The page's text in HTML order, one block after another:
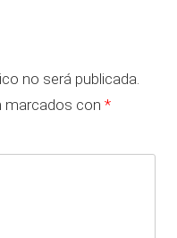
no será publicada.
marcados con *